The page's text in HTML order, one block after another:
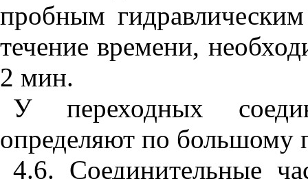
пробным
течение времени,
2 мин.
У переходных
определяют по большому
4.6. Соединительные